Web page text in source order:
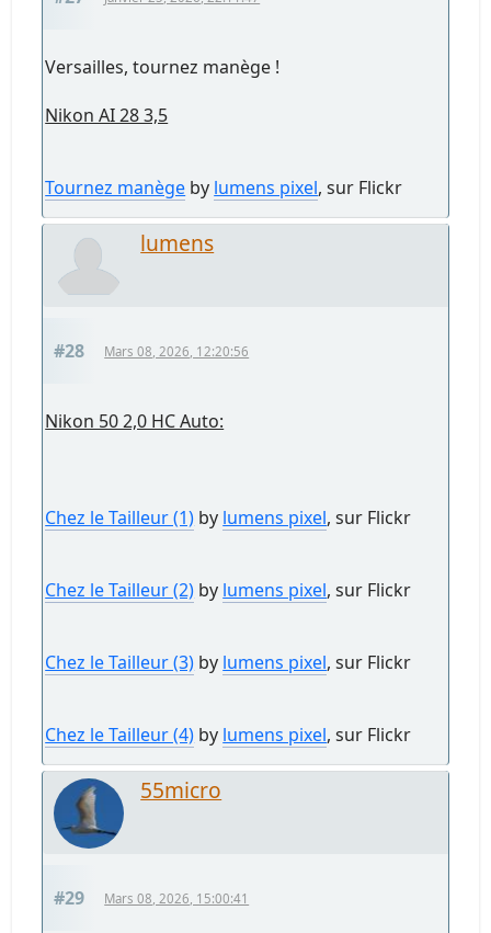
Versailles, tournez manège !
Nikon AI 28 3,5
Tournez manège by lumens pixel, sur Flickr
lumens
#28 Mars 08, 2026, 12:20:56
Nikon 50 2,0 HC Auto:
Chez le Tailleur (1) by lumens pixel, sur Flickr
Chez le Tailleur (2) by lumens pixel, sur Flickr
Chez le Tailleur (3) by lumens pixel, sur Flickr
Chez le Tailleur (4) by lumens pixel, sur Flickr
55micro
#29 Mars 08, 2026, 15:00:41